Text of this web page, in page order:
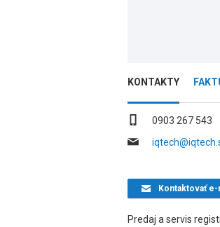
KONTAKTY
0903 267 543
Kontaktovaťe-
Predaj a servis